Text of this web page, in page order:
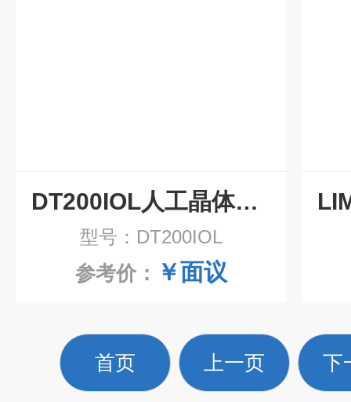
DT200IOL人工晶体老化试验箱
型号：DT200IOL
参考价： ￥面议
首页 上一页 下